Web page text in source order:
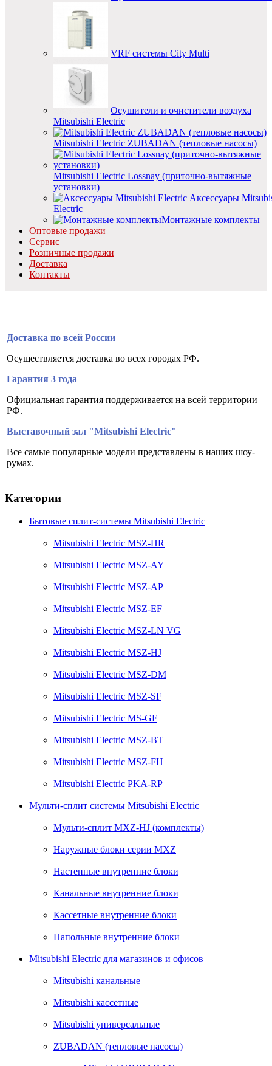
VRF системы City Multi
Осушители и очистители воздуха
Mitsubishi Electric
Mitsubishi Electric ZUBADAN (тепловые насосы)
Mitsubishi Electric Lossnay (приточно-вытяжные
установки)
Аксессуары
Electric
Монтажные комплекты
Оптовые продажи
Сервис
Розничные продажи
Доставка
Контакты
Доставка по всей России
Осуществляется доставка во всех городах РФ.
Гарантия 3 года
Официальная гарантия поддерживается на всей территории
РФ.
Выставочный зал "Mitsubishi Electric"
Все самые популярные модели представлены в наших шоу-
румах.
Категории
Бытовые сплит-системы Mitsubishi Electric
Mitsubishi Electric MSZ-HR
Mitsubishi Electric MSZ-AY
Mitsubishi Electric MSZ-AP
Mitsubishi Electric MSZ-EF
Mitsubishi Electric MSZ-LN VG
Mitsubishi Electric MSZ-HJ
Mitsubishi Electric MSZ-DM
Mitsubishi Electric MSZ-SF
Mitsubishi Electric MS-GF
Mitsubishi Electric MSZ-BT
Mitsubishi Electric MSZ-FH
Mitsubishi Electric PKA-RP
Мульти-сплит системы Mitsubishi Electric
Мульти-сплит MXZ-HJ (комплекты)
Наружные блоки серии MXZ
Настенные внутренние блоки
Канальные внутренние блоки
Кассетные внутренние блоки
Напольные внутренние блоки
Mitsubishi Electric для магазинов и офисов
Mitsubishi канальные
Mitsubishi кассетные
Mitsubishi универсальные
ZUBADAN (тепловые насосы)